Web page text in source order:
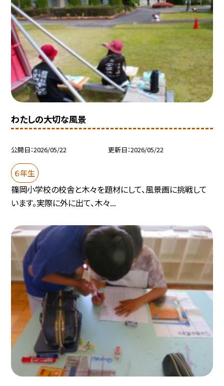
わたしの大切な風景
公開日 2026/05/22 更新日 2026/05/22
６年生
篠岡小学校の校舎と木々を題材にして、風景画に挑戦して
います。実際に外に出て、木々...